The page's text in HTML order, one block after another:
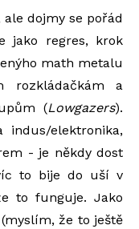
dojmy se pořád
jako regres, krok
math metalu
rozkládačkám a
(Lowgazers).
elektronika,
- je někdy dost
to bije do uší v
to funguje. Jako
že to ještě